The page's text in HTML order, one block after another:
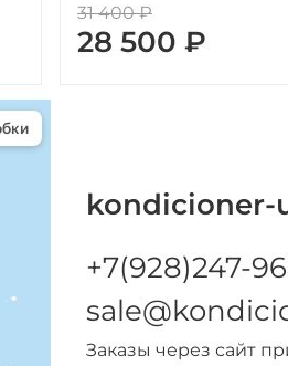
31 400 ₽
28 500 ₽
kondicioner-
+7(928)247-
Заказы через сайт